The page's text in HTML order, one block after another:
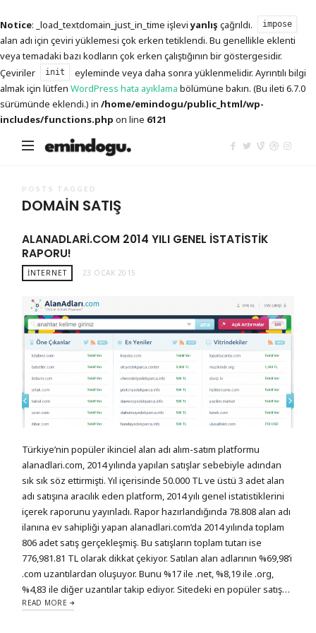
Notice: _load_textdomain_just_in_time işleviyanlış çağrıldı. impose
alan adı için çeviri yüklemesi çok erken tetiklendi. Bu genellikle eklenti
veya temadaki bazı kodların çok erken çalıştığının bir göstergesidir.
Çeviriler
init
eyleminde veya daha sonra yüklenmelidir. Ayrıntılı bilgi
almak için lütfen WordPress hata ayıklama bölümüne bakın. (Bu ileti 6.7.0
sürümünde eklendi.) in /home/emindogu/public_html/wp-
includes/functions.php on line 6121
Emin
POSTS TAGGED
DOMAIN SATIŞ
ALANADLARI.COM 2014 YILI GENEL İSTATISTIK
RAPORU!
İNTERNET 23 OCAK 2015
Türkiye’nin popüler ikinciel alan adı alım-satım platformu
alanadlari.com, 2014 yılında yapılan satışlar sebebiyle adından
sık sık söz ettirmişti. Yıl içerisinde 50.000 TL ve üstü 3 adet alan
adı satışına aracılık eden platform, 2014 yılı genel istatistiklerini
içerek raporunu yayınladı. Rapor hazırlandığında 78.808 alan adı
ilanına ev sahipliği yapan alanadlari.com’da 2014 yılında toplam
806 adet satış gerçekleşmiş. Bu satışların toplam tutarı ise
776,981.81 TL olarak dikkat çekiyor. Satılan alan adlarının %69,98’i
.com uzantılardan oluşuyor. Bunu %17 ile .net, %8,19 ile .org,
%4,83 ile diğer uzantılar takip ediyor. Sitedeki en popüler satış…
READ MORE